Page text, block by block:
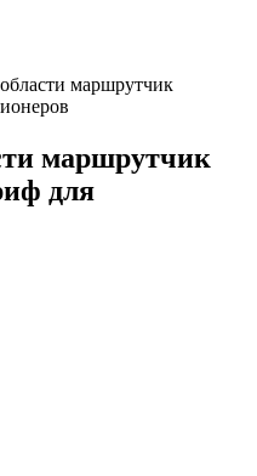
маршрутчик
маршрутчик
для